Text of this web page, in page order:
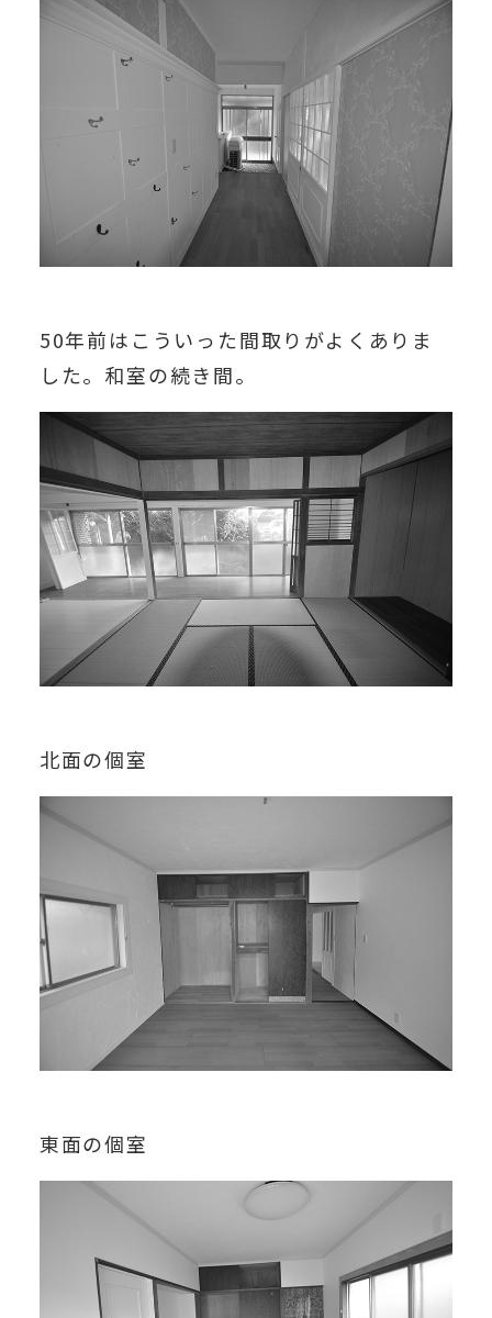
50年前はこういった間取りがよくありま
した。和室の続き間。
北面の個室
東面の個室